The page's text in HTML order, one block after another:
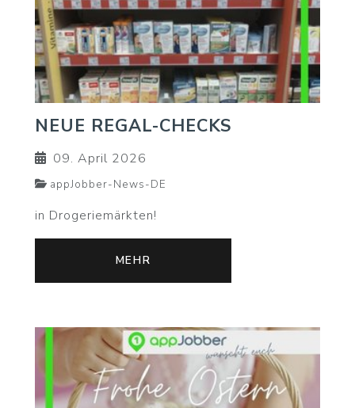
NEUE REGAL-CHECKS
09. April 2026
appJobber-News-DE
in Drogeriemärkten!
MEHR